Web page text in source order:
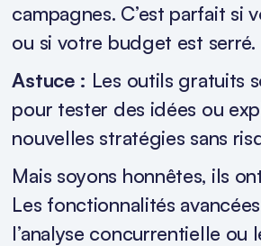
campagnes. C’est parfait si
ou si votre budget est serré.
Astuce : Les outils gratuits
pour tester des idées ou
nouvelles stratégies sans
Mais soyons honnêtes, ils
Les fonctionnalités
l’analyse concurrentielle ou